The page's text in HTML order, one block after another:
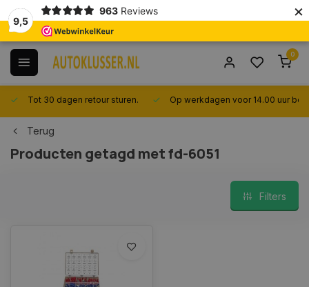
9,5
963 Reviews ×
0
Tot 30 dagen retour sturen. Op werkdagen voor 14.00 uur
Terug
Producten getagd met fd-6051
Filters